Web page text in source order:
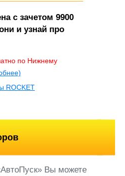
с зачетом 9900
и узнай про
по Нижнему
ROCKET
Вы можете